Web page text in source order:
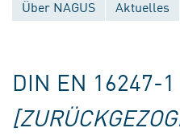
Über NAGUS Aktuelles
DIN EN 16247-1